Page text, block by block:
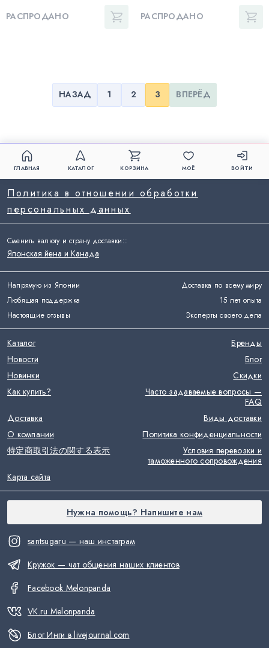
РАСПРОДАНО РАСПРОДАНО
НАЗАД 1 2 3 ВПЕРЁД
ГЛАВНАЯ КАТАЛОГ КОРЗИНА МОЁ ВОЙТИ
Напрямую из Японии
Доставка по всему миру
Любящая поддержка
15 лет опыта
Настоящие отзывы
Эксперты своего дела
santsugaru — наш инстаграм
Кружок — чат общения наших клиентов
Facebook Melonpanda
VK.ru Melonpanda
Блог Инги в livejournal.com
Политика в отношении обработки
персональных данных
Каталог
Бренды
Новости
Блог
Новинки
Скидки
Как купить?
Часто задаваемые вопросы —
FAQ
Доставка
Виды доставки
О компании
Политика конфиденциальности
特定商取引法の関する表示
Условия перевозки и
таможенного сопровождения
Карта сайта
Сменить валюту и страну доставки::
Японская йена и Канада
Нужна помощь? Напишите нам